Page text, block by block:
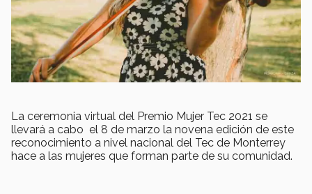
La ceremonia virtual del Premio Mujer Tec 2021 se
llevará a cabo el 8 de marzo la novena edición de este
reconocimiento a nivel nacional del Tec de Monterrey
hace a las mujeres que forman parte de su comunidad.